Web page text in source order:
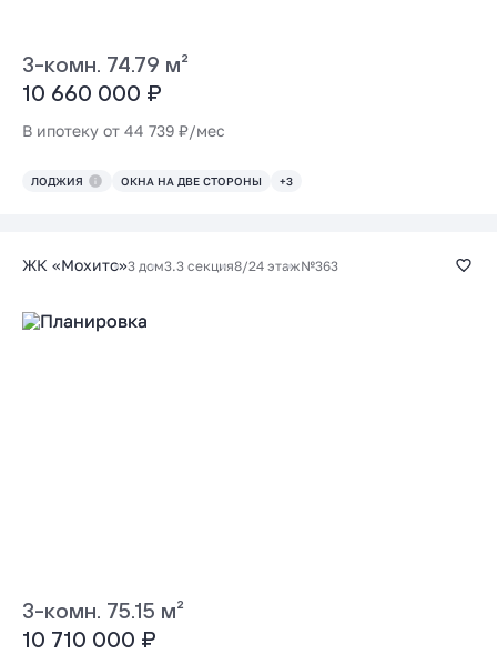
3-комн. 74.79 м²
10 660 000 ₽
В ипотеку от 44 739 ₽/мес
ЛОДЖИЯ ОКНА НА ДВЕ СТОРОНЫ +3
ЖК «Мохито»3 дом3.3 секция8/24 этаж№363
3-комн. 75.15 м²
10 710 000 ₽